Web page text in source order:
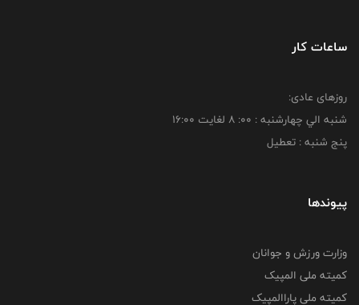
ساعات کار
روزهای عادی:
شنبه الي چهارشنبه : 00: 8 لغايت 16:00
پنج شنبه : تعطیل
پیوندها
وزارت ورزش و جوانان
کمیته ملی المپیک
کمیته ملی پاراالمپیک